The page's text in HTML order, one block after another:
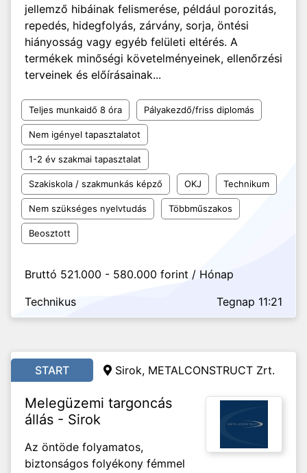
jellemző hibáinak felismerése, például porozitás,
repedés, hidegfolyás, zárvány, sorja, öntési
hiányosság vagy egyéb felületi eltérés. A
termékek minőségi követelményeinek, ellenőrzési
terveinek és előírásainak...
Teljes munkaidő 8 óra Pályakezdő/friss diplomás
Nem igényel tapasztalatot
1-2 év szakmai tapasztalat
Szakiskola / szakmunkás képző OKJ Technikum
Nem szükséges nyelvtudás Többműszakos
Beosztott
Bruttó 521.000 - 580.000 forint / Hónap
Technikus
Tegnap 11:21
START Sirok, METALCONSTRUCT Zrt.
Melegüzemi targoncás
állás - Sirok
Az öntöde folyamatos,
biztonságos folyékony fémmel